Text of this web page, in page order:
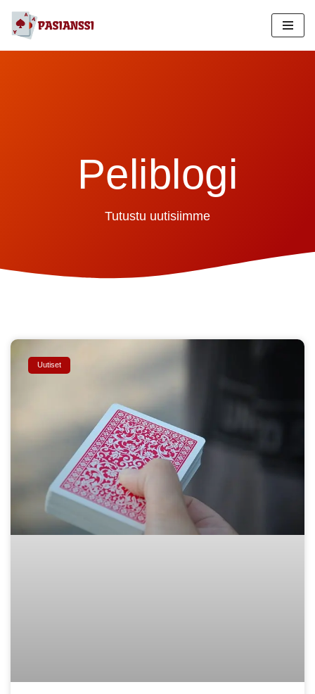
Siirry
suoraan
Peliblogi
Tutustu uutisiimme
Uutiset